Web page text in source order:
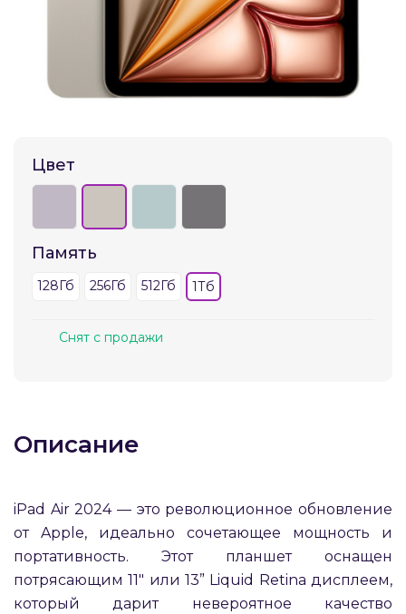
Цвет
Память
128Гб 256Гб 512Гб 1Тб
Снят с продажи
Описание
iPad Air 2024 — это революционное обновление
от Apple, идеально сочетающее мощность и
портативность. Этот планшет оснащен
потрясающим 11" или 13” Liquid Retina дисплеем,
который дарит невероятное качество
Добавляйте товары
в корзину
Получайте товар
% будут
списыватьсяс вашей карты
раз в 2
недели
Остались вопросы?
8 800 302-02-51
plait.ru